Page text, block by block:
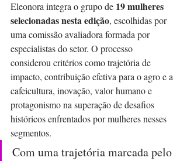
Eleonora integra o grupo de 19 mulheres
selecionadas nesta edição, escolhidas por
uma comissão avaliadora formada por
especialistas do setor. O processo
considerou critérios como trajetória de
impacto, contribuição efetiva para o agro e a
cafeicultura, inovação, valor humano e
protagonismo na superação de desafios
históricos enfrentados por mulheres nesses
segmentos.
Com uma trajetória marcada pelo